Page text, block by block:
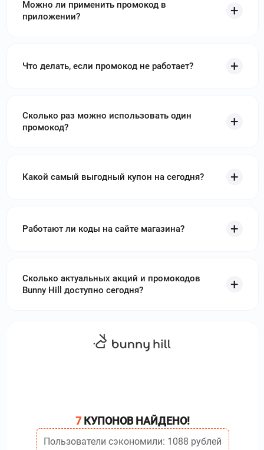
Можно ли применить промокод в
приложении?
Что делать, если промокод не работает?
Сколько раз можно использовать один
промокод?
Какой самый выгодный купон на сегодня?
Работают ли коды на сайте магазина?
Сколько актуальных акций и промокодов
Bunny Hill доступно сегодня?
7КУПОНОВ НАЙДЕНО!
Пользователи сэкономили: 1088 рублей